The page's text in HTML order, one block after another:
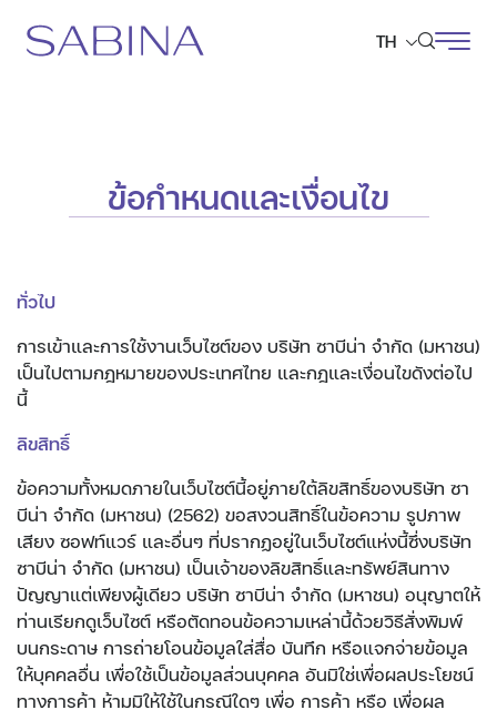
TH
ข้อกำหนดและเงื่อนไข
ทั่วไป
การเข้าและการใช้งานเว็บไซต์ของ บริษัท ซาบีน่า จำกัด (มหาชน)
เป็นไปตามกฎหมายของประเทศไทย และกฎและเงื่อนไขดังต่อไป
นี้
ลิขสิทธิ์
ข้อความทั้งหมดภายในเว็บไซต์นี้อยู่ภายใต้ลิขสิทธิ์ของบริษัท ซา
บีน่า จำกัด (มหาชน) (2562) ขอสงวนสิทธิ์ในข้อความ รูปภาพ
เสียง ซอฟท์แวร์ และอื่นๆ ที่ปรากฏอยู่ในเว็บไซต์แห่งนี้ซึ่งบริษัท
ซาบีน่า จำกัด (มหาชน) เป็นเจ้าของลิขสิทธิ์และทรัพย์สินทาง
ปัญญาแต่เพียงผู้เดียว บริษัท ซาบีน่า จำกัด (มหาชน) อนุญาตให้
ท่านเรียกดูเว็บไซต์ หรือตัดทอนข้อความเหล่านี้ด้วยวิธีสั่งพิมพ์
บนกระดาษ การถ่ายโอนข้อมูลใส่สื่อ บันทึก หรือแจกจ่ายข้อมูล
ให้บุคคลอื่น เพื่อใช้เป็นข้อมูลส่วนบุคคล อันมิใช่เพื่อผลประโยชน์
ทางการค้า ห้ามมิให้ใช้ในกรณีใดๆ เพื่อ การค้า หรือ เพื่อผล